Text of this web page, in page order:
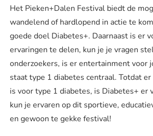
Het Pieken+Dalen Festival biedt de
wandelend of hardlopend in actie te
goede doel Diabetes+. Daarnaast is er
ervaringen te delen, kun je je vragen
onderzoekers, is er entertainment voor
staat type 1 diabetes centraal. Totdat
is voor type 1 diabetes, is Diabetes+ er
kun je ervaren op dit sportieve,
en gewoon te gekke festival!